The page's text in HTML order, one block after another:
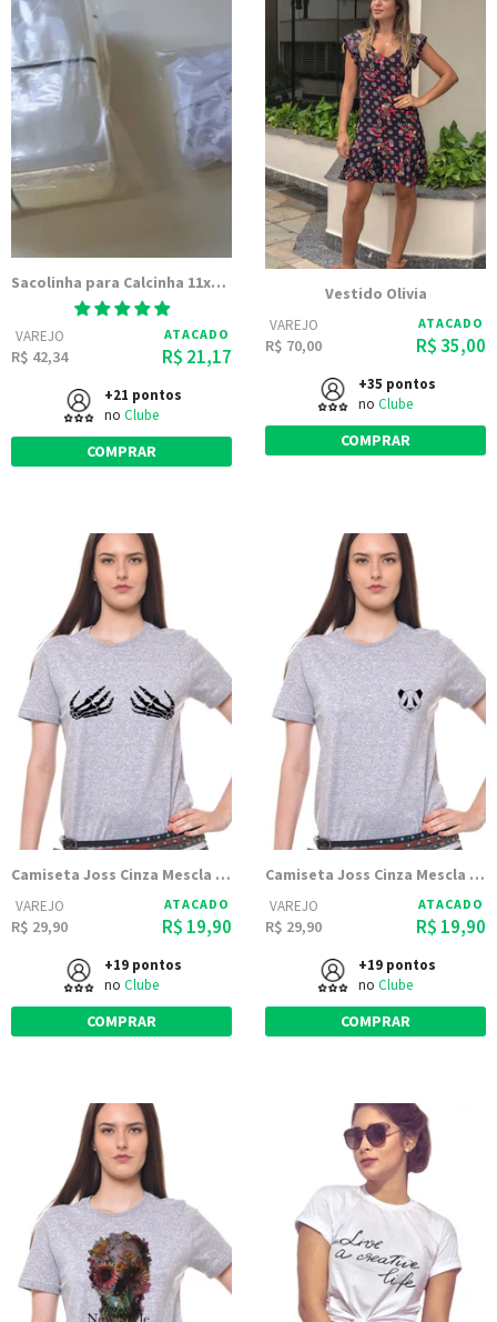
Sacolinha para Calcinha 11x15 - Embalagem Transparente PP Polipropileno
VAREJO
R$ 42,34
ATACADO
R$ 21,17
+21 pontos
no Clube
COMPRAR
Vestido Olivia
VAREJO
R$ 70,00
ATACADO
R$ 35,00
+35 pontos
no Clube
COMPRAR
Camiseta Joss Cinza Mescla Estampada Caveira
VAREJO
R$ 29,90
ATACADO
R$ 19,90
+19 pontos
no Clube
COMPRAR
Camiseta Joss Cinza Mescla Estampada F Panda
VAREJO
R$ 29,90
ATACADO
R$ 19,90
+19 pontos
no Clube
COMPRAR